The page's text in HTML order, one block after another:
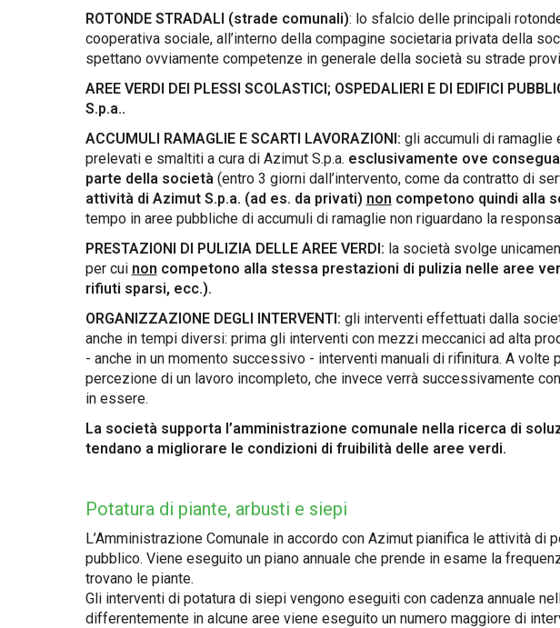
ROTONDE STRADALI (strade comunali): lo sfalcio delle principali
cooperativa sociale, all’interno della compagine societaria privata della
spettano ovviamente competenze in generale della società su strade
AREE VERDI DEI PLESSI SCOLASTICI; OSPEDALIERI E DI EDIFICI
S.p.a..
ACCUMULI RAMAGLIE E SCARTI LAVORAZIONI: gli accumuli di ramaglie
prelevati e smaltiti a cura di Azimut S.p.a. esclusivamente ove
parte della società (entro 3 giorni dall’intervento, come da contratto di
attività di Azimut S.p.a. (ad es. da privati) non competono quindi alla
tempo in aree pubbliche di accumuli di ramaglie non riguardano la
PRESTAZIONI DI PULIZIA DELLE AREE VERDI: la società svolge
per cui non competono alla stessa prestazioni di pulizia nelle aree
rifiuti sparsi, ecc.).
ORGANIZZAZIONE DEGLI INTERVENTI: gli interventi effettuati dalla
anche in tempi diversi: prima gli interventi con mezzi meccanici ad alta
- anche in un momento successivo - interventi manuali di rifinitura. A volte
percezione di un lavoro incompleto, che invece verrà successivamente
in essere.
La società supporta l’amministrazione comunale nella ricerca di
tendano a migliorare le condizioni di fruibilità delle aree verdi.
Potatura di piante, arbusti e siepi
L’Amministrazione Comunale in accordo con Azimut pianifica le attività di
pubblico. Viene eseguito un piano annuale che prende in esame la
trovano le piante.
Gli interventi di potatura di siepi vengono eseguiti con cadenza annuale
differentemente in alcune aree viene eseguito un numero maggiore di